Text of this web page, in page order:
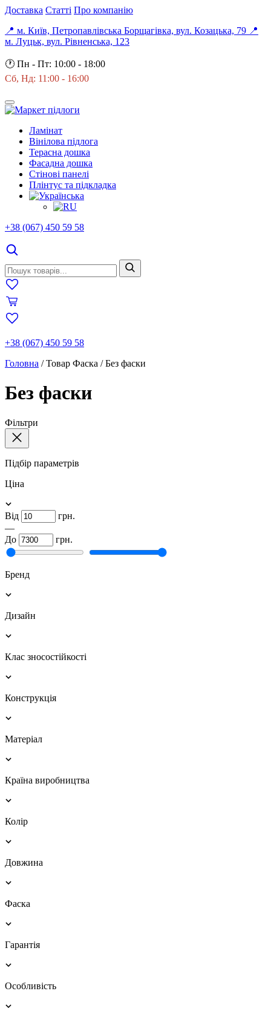
Доставка Статті Про компанію
📍 м. Київ, Петропавлівська Борщагівка, вул. Козацька, 79 📍
м. Луцьк, вул. Рівненська, 123
🕐 Пн - Пт: 10:00 - 18:00
Сб, Нд: 11:00 - 16:00
Ламінат
Вінілова підлога
Терасна дошка
Фасадна дошка
Стінові панелі
Плінтус та підкладка
+38 (067) 450 59 58
+38 (067) 450 59 58
Головна /Товар Фаска /Без фаски
Без фаски
Фільтри
Підбір параметрів
Ціна
Від
грн.
—
До
грн.
Бренд
Дизайн
Клас зносостійкості
Конструкція
Матеріал
Країна виробництва
Колір
Довжина
Фаска
Гарантія
Особливість